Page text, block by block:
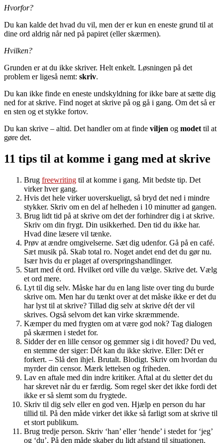
Hvorfor?
Du kan kalde det hvad du vil, men der er kun en eneste grund til at
dine ord aldrig når ned på papiret (eller skærmen).
Hvilken?
Grunden er at du ikke skriver. Helt enkelt. Løsningen på det
problem er ligeså nemt: skriv.
Du kan ikke finde en eneste undskyldning for ikke bare at sætte dig
ned for at skrive. Find noget at skrive på og gå i gang. Om det så er
en sten og et stykke fortov.
Du kan skrive – altid. Det handler om at finde viljen og modet til at
gøre det.
11 tips til at komme i gang med at skrive
Brug freewriting til at komme i gang. Mit bedste tip. Det
virker hver gang.
Hvis det hele virker uoverskueligt, så bryd det ned i mindre
stykker. Skriv om en del af helheden i 10 minutter ad gangen.
Brug lidt tid på at skrive om det der forhindrer dig i at skrive.
Skriv om din frygt. Din usikkerhed. Den tid du ikke har.
Hvad dine læsere vil tænke.
Prøv at ændre omgivelserne. Sæt dig udenfor. Gå på en café.
Sæt musik på. Skab total ro. Noget andet end det du gør nu.
Især hvis du er plaget af overspringshandlinger.
Start med ét ord. Hvilket ord ville du vælge. Skrive det. Vælg
et ord mere.
Lyt til dig selv. Måske har du en lang liste over ting du burde
skrive om. Men har du tænkt over at det måske ikke er det du
har lyst til at skrive? Tillad dig selv at skrive dét der vil
skrives. Også selvom det kan virke skræmmende.
Kæmper du med frygten om at være god nok? Tag dialogen
på skærmen i stedet for.
Sidder der en lille censor og gemmer sig i dit hoved? Du ved,
en stemme der siger: Dét kan du ikke skrive. Eller: Dét er
forkert. – Slå den ihjel. Brutalt. Blodigt. Skriv om hvordan du
myrder din censor. Mærk lettelsen og friheden.
Lav en aftale med din indre kritiker. Aftal at du sletter det du
har skrevet når du er færdig. Som regel sker det ikke fordi det
ikke er så slemt som du frygtede.
Skriv til dig selv eller en god ven. Hjælp en person du har
tillid til. På den måde virker det ikke så farligt som at skrive til
et stort publikum.
Brug tredje person. Skriv ‘han’ eller ‘hende’ i stedet for ‘jeg’
og ‘du’. På den måde skaber du lidt afstand til situationen.